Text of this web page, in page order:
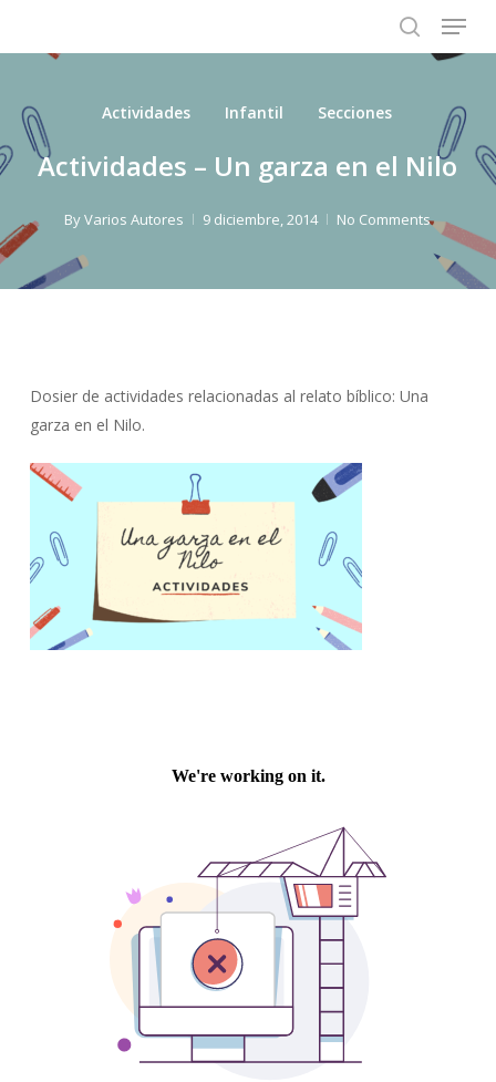
search
Menu
Actividades Infantil Secciones
Actividades – Un garza en el Nilo
ByVarios Autores 9 diciembre, 2014 No Comments
Dosier de actividades relacionadas al relato bíblico: Una
garza en el Nilo.